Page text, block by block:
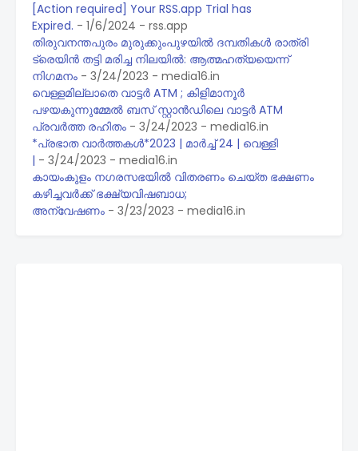
[Action required] Your RSS.app Trial has
Expired. - 1/6/2024 - rss.app
തിരുവനന്തപുരം മുരുക്കുംപുഴയിൽ ദമ്പതികൾ രാത്രി
ട്രെയിൻ തട്ടി മരിച്ച നിലയിൽ: ആത്മഹത്യയെന്ന്
നിഗമനം - 3/24/2023 - media16.in
വെള്ളമില്ലാതെ വാട്ടർ ATM ; കിളിമാനൂർ
പഴയകുന്നുമ്മേൽ ബസ് സ്റ്റാൻഡിലെ വാട്ടർ ATM
പ്രവർത്ത രഹിതം - 3/24/2023 - media16.in
*പ്രഭാത വാർത്തകൾ*2023 | മാർച്ച് 24 | വെള്ളി
| - 3/24/2023 - media16.in
കായംകുളം ന​ഗരസഭയിൽ വിതരണം ചെയ്ത ഭക്ഷണം
കഴിച്ചവർക്ക് ഭക്ഷ്യവിഷബാധ;
അന്വേഷണം - 3/23/2023 - media16.in